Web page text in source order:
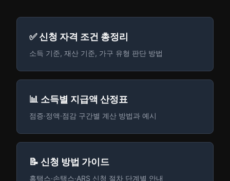
✅ 신청 자격 조건 총정리
소득 기준, 재산 기준, 가구 유형 판단 방법
📊 소득별 지급액 산정표
점증·정액·점감 구간별 계산 방법과 예시
📝 신청 방법 가이드
홈택스·손택스·ARS 신청 절차 단계별 안내